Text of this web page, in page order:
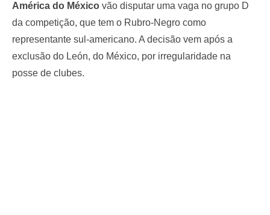
América do México vão disputar uma vaga no grupo D
da competição, que tem o Rubro-Negro como
representante sul-americano. A decisão vem após a
exclusão do León, do México, por irregularidade na
posse de clubes.